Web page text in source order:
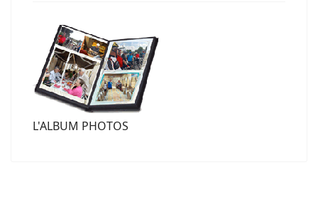
L'ALBUM PHOTOS